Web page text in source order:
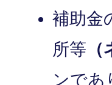
補助金
所等
ンであ